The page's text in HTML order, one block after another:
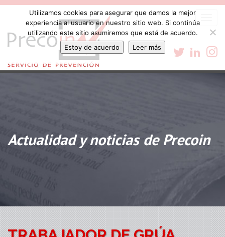
Actualidad y noticias de Precoin
Utilizamos cookies para asegurar que damos la mejor
experiencia al usuario en nuestro sitio web. Si continúa
utilizando este sitio asumiremos que está de acuerdo.
Estoy de acuerdo
Leer más